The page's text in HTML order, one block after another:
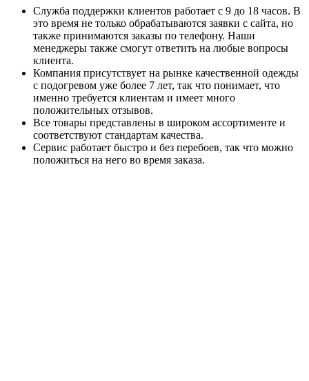
Служба поддержки клиентов работает с 9 до 18 часов. В
это время не только обрабатываются заявки с сайта, но
также принимаются заказы по телефону. Наши
менеджеры также смогут ответить на любые вопросы
клиента.
Компания присутствует на рынке качественной одежды
с подогревом уже более 7 лет, так что понимает, что
именно требуется клиентам и имеет много
положительных отзывов.
Все товары представлены в широком ассортименте и
соответствуют стандартам качества.
Сервис работает быстро и без перебоев, так что можно
положиться на него во время заказа.